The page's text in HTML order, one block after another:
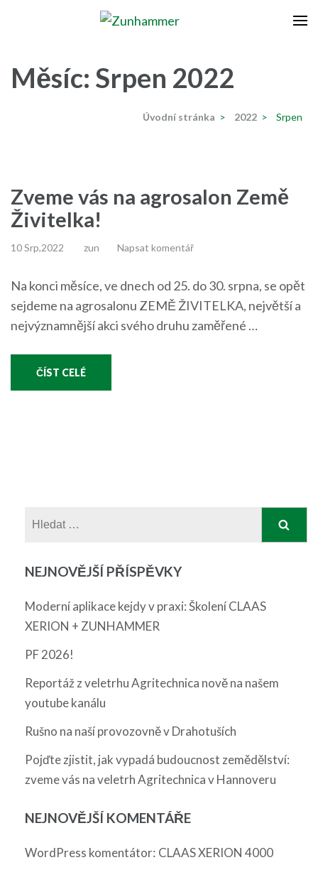
(stiskněte
Enter)
Měsíc: Srpen 2022
Úvodní stránka > 2022 > Srpen
Zveme vás na agrosalon Země
Živitelka!
10 Srp,2022 zun Napsat komentář
Na konci měsíce, ve dnech od 25. do 30. srpna, se opět
sejdeme na agrosalonu ZEMĚ ŽIVITELKA, největší a
nejvýznamnější akci svého druhu zaměřené …
ČÍST CELÉ
NEJNOVĚJŠÍ PŘÍSPĚVKY
Moderní aplikace kejdy v praxi: Školení CLAAS
XERION + ZUNHAMMER
PF 2026!
Reportáž z veletrhu Agritechnica nově na našem
youtube kanálu
Rušno na naší provozovně v Drahotuších
Pojďte zjistit, jak vypadá budoucnost zemědělství:
zveme vás na veletrh Agritechnica v Hannoveru
NEJNOVĚJŠÍ KOMENTÁŘE
WordPress komentátor: CLAAS XERION 4000